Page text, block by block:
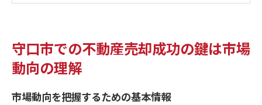
成功事例から学ぶ市場動向の活用法
地域特性を活かした守口市不動産売却の効果的
な戦略
守口市での不動産売却成功の鍵は市場
動向の理解
市場動向を把握するための基本情報